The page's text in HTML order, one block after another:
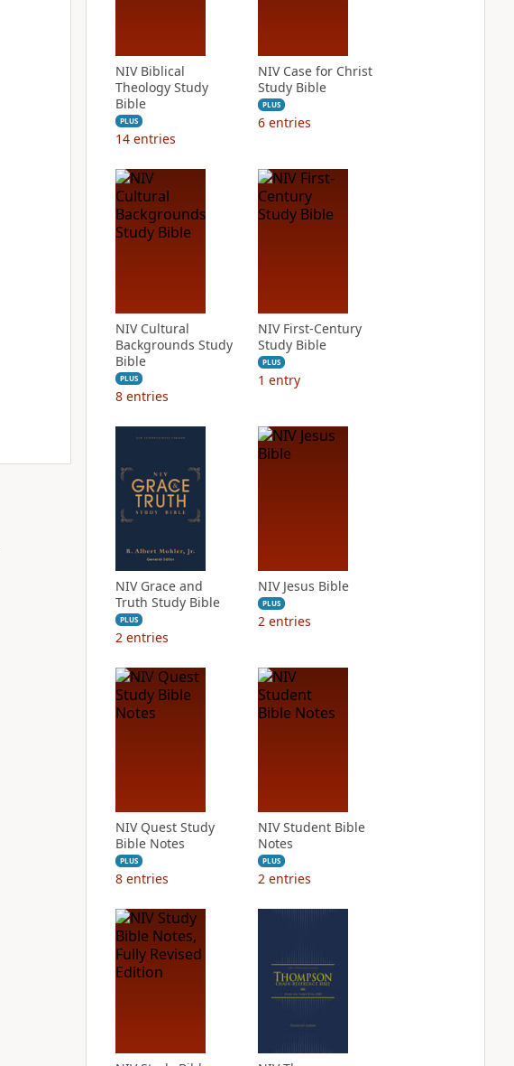
NIV Biblical
Theology Study
Bible
PLUS
14 entries
NIV Case for Christ
Study Bible
PLUS
6 entries
NIV Cultural
Backgrounds Study
Bible
PLUS
8 entries
NIV First-Century
Study Bible
PLUS
1 entry
NIV Grace and
Truth Study Bible
PLUS
2 entries
NIV Jesus Bible
PLUS
2 entries
NIV Quest Study
Bible Notes
PLUS
8 entries
NIV Student Bible
Notes
PLUS
2 entries